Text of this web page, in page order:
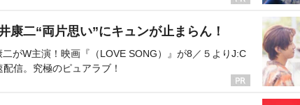
康二“両片思い”にキュンが止まらん！
がW主演！映画『（LOVE SONG）』が8／５よりJ:C
信。究極のピュアラブ！